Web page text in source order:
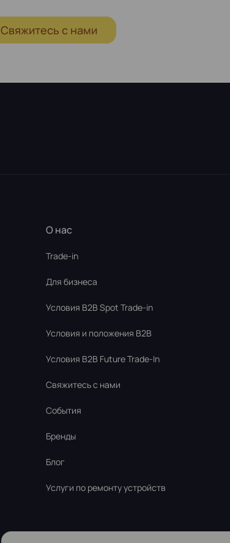
Свяжитесь с нами
О нас
Trade-in
Для бизнеса
Условия В2В Spot Trade-in
Условия и положения B2B
Условия B2B Future Trade-In
Свяжитесь с нами
События
Бренды
Блог
Услуги по ремонту устройств